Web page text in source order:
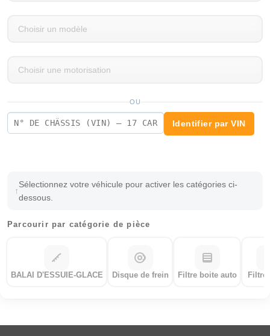
OU
Identifier par VIN
Sélectionnez votre véhicule pour activer les catégories ci-
dessous.
Parcourir par catégorie de pièce
BALAI D'ESSUIE-GLACE Disque de frein Filtre boite auto